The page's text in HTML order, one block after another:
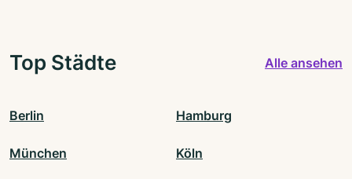
Top Städte Alle ansehen
Berlin Hamburg
München Köln